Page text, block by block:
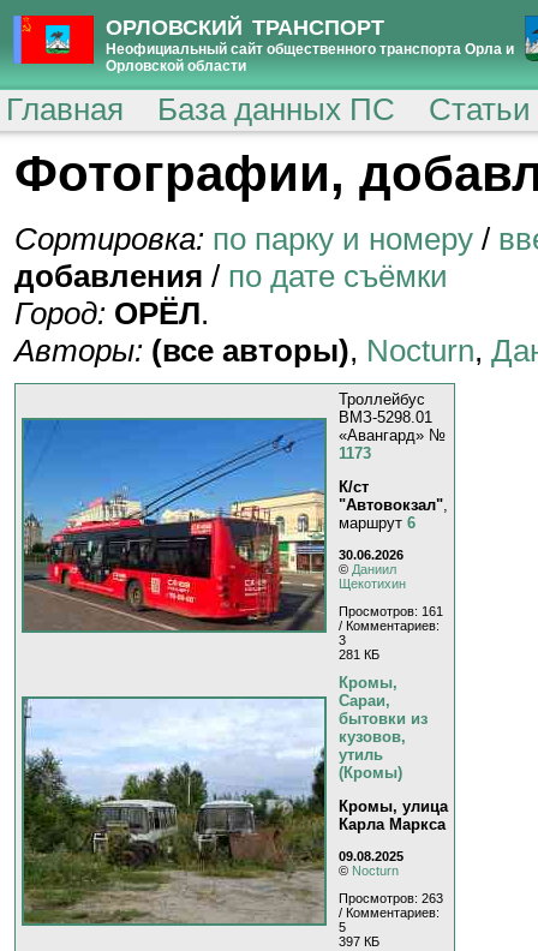
ОРЛОВСКИЙ ТРАНСПОРТ
Неофициальный сайт общественного транспорта Орла и
Орловской области
Главная База данных ПС
Фотографии,
Сортировка: по парку и номеру /
добавления / по дате съёмки
Город: ОРЁЛ.
Авторы: (все авторы), Nocturn,
Троллейбус
ВМЗ-5298.01
«Авангард» №
1173
К/ст
"Автовокзал",
маршрут 6
30.06.2026
© Даниил
Щекотихин
Просмотров: 161
/ Комментариев:
3
281 КБ
Кромы,
Сараи,
бытовки из
кузовов,
утиль
(Кромы)
Кромы, улица
Карла Маркса
09.08.2025
© Nocturn
Просмотров: 263
/ Комментариев:
5
397 КБ